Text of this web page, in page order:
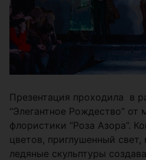
Презентация проходила в
“Элегантное Рождество”
флористики “Роза Азора”.
цветов, приглушенный свет,
ледяные скульптуры